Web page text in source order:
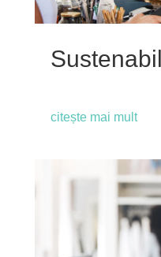
citește mai mult